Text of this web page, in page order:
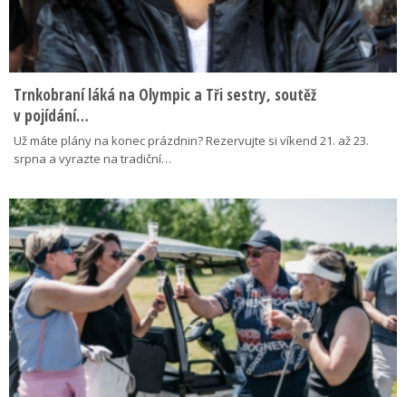
Trnkobraní láká na Olympic a Tři sestry, soutěž
v pojídání…
Už máte plány na konec prázdnin? Rezervujte si víkend 21. až 23.
srpna a vyrazte na tradiční…